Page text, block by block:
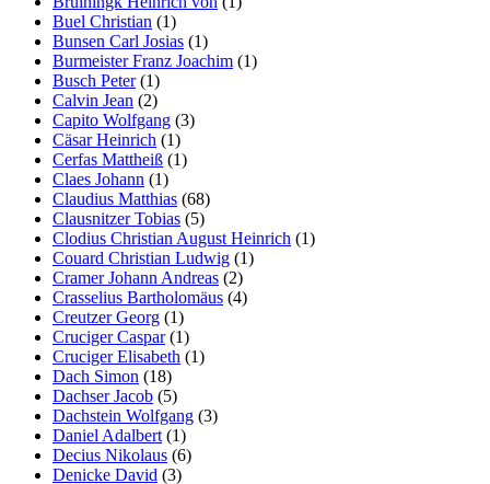
Buel Christian (1)
Bunsen Carl Josias (1)
Burmeister Franz Joachim (1)
Busch Peter(1)
Calvin Jean (2)
Capito Wolfgang (3)
Cäsar Heinrich (1)
Cerfas Mattheiß (1)
Claes Johann (1)
Claudius Matthias (68)
Clausnitzer Tobias (5)
Clodius Christian August Heinrich (1)
Couard Christian Ludwig (1)
Cramer Johann Andreas (2)
Crasselius Bartholomäus (4)
Creutzer Georg (1)
Cruciger Caspar(1)
Cruciger Elisabeth (1)
Dach Simon (18)
Dachser Jacob (5)
Dachstein Wolfgang (3)
Daniel Adalbert (1)
Decius Nikolaus (6)
Denicke David (3)